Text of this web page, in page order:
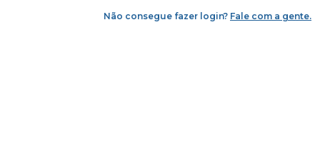
Não consegue fazer login? Fale com a gente.